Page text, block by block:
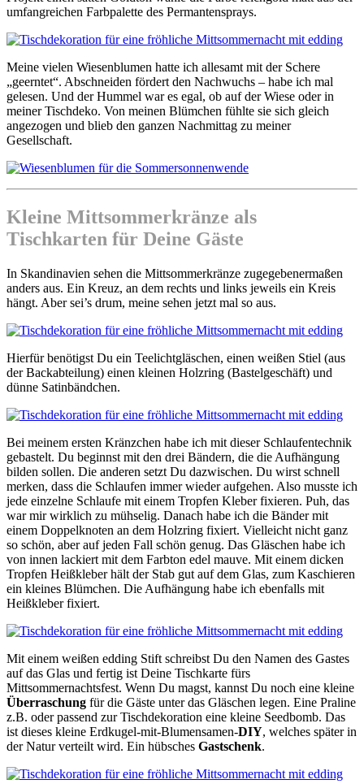
umfangreichen Farbpalette des Permantensprays.
Meine vielen Wiesenblumen hatte ich allesamt mit der Schere
„geerntet“. Abschneiden fördert den Nachwuchs – habe ich mal
gelesen. Und der Hummel war es egal, ob auf der Wiese oder in
meiner Tischdeko. Von meinen Blümchen fühlte sie sich gleich
angezogen und blieb den ganzen Nachmittag zu meiner
Gesellschaft.
Kleine Mittsommerkränze als
Tischkarten für Deine Gäste
In Skandinavien sehen die Mittsommerkränze zugegebenermaßen
anders aus. Ein Kreuz, an dem rechts und links jeweils ein Kreis
hängt. Aber sei’s drum, meine sehen jetzt mal so aus.
Hierfür benötigst Du ein Teelichtgläschen, einen weißen Stiel (aus
der Backabteilung) einen kleinen Holzring (Bastelgeschäft) und
dünne Satinbändchen.
Bei meinem ersten Kränzchen habe ich mit dieser Schlaufentechnik
gebastelt. Du beginnst mit den drei Bändern, die die Aufhängung
bilden sollen. Die anderen setzt Du dazwischen. Du wirst schnell
merken, dass die Schlaufen immer wieder aufgehen. Also musste ich
jede einzelne Schlaufe mit einem Tropfen Kleber fixieren. Puh, das
war mir wirklich zu mühselig. Danach habe ich die Bänder mit
einem Doppelknoten an dem Holzring fixiert. Vielleicht nicht ganz
so schön, aber auf jeden Fall schön genug. Das Gläschen habe ich
von innen lackiert mit dem Farbton edel mauve. Mit einem dicken
Tropfen Heißkleber hält der Stab gut auf dem Glas, zum Kaschieren
ein kleines Blümchen. Die Aufhängung habe ich ebenfalls mit
Heißkleber fixiert.
Mit einem weißen edding Stift schreibst Du den Namen des Gastes
auf das Glas und fertig ist Deine Tischkarte fürs
Mittsommernachtsfest. Wenn Du magst, kannst Du noch eine kleine
Überraschung für die Gäste unter das Gläschen legen. Eine Praline
z.B. oder passend zur Tischdekoration eine kleine Seedbomb. Das
ist dieses kleine Erdkugel-mit-Blumensamen-DIY, welches später in
der Natur verteilt wird. Ein hübsches Gastschenk.